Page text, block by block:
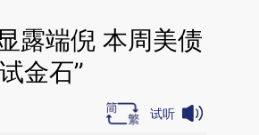
露端倪 本周美债
金石”
试听